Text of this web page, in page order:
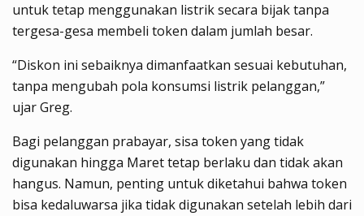
untuk tetap menggunakan listrik secara bijak tanpa
tergesa-gesa membeli token dalam jumlah besar.
“Diskon ini sebaiknya dimanfaatkan sesuai kebutuhan,
tanpa mengubah pola konsumsi listrik pelanggan,”
ujar Greg.
Bagi pelanggan prabayar, sisa token yang tidak
digunakan hingga Maret tetap berlaku dan tidak akan
hangus. Namun, penting untuk diketahui bahwa token
bisa kedaluwarsa jika tidak digunakan setelah lebih dari